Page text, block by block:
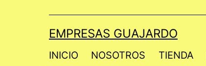
EMPRESAS GUAJARDO
INICIO NOSOTROS TIENDA